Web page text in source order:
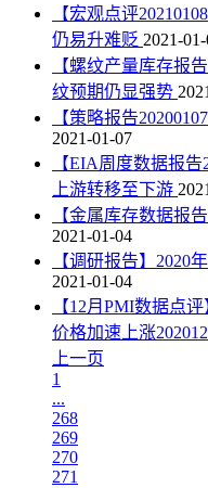
【宏观点评
仍易升难贬 2021-
【螺纹产量库存报
纹预期仍显强势
【策略报告
2021-01-07
【EIA周度数据报
上游转移至下游
【金属库存数据报
2021-01-04
【调研报告】2020
2021-01-04
【12月PMI数据点
价格加速上涨
上一页
1
...
268
269
270
271